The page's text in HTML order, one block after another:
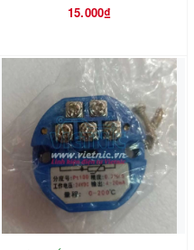
15.000₫